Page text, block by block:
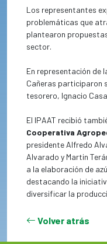
Los representantes
problemáticas que
plantearon
sector.
En representación de
Cañeras participaron
tesorero, Ignacio
El IPAAT recibió
Cooperativa
presidente Alfredo
Alvarado y Martin
a la elaboración de
destacando la
diversificar la
Volver atrás